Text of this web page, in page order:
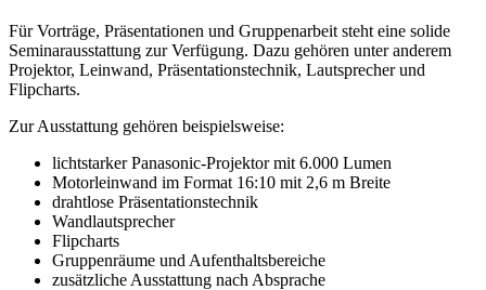
Für Vorträge, Präsentationen und Gruppenarbeit steht eine solide
Seminarausstattung zur Verfügung. Dazu gehören unter anderem
Projektor, Leinwand, Präsentationstechnik, Lautsprecher und
Flipcharts.
Zur Ausstattung gehören beispielsweise:
lichtstarker Panasonic-Projektor mit 6.000 Lumen
Motorleinwand im Format 16:10 mit 2,6 m Breite
drahtlose Präsentationstechnik
Wandlautsprecher
Flipcharts
Gruppenräume und Aufenthaltsbereiche
zusätzliche Ausstattung nach Absprache